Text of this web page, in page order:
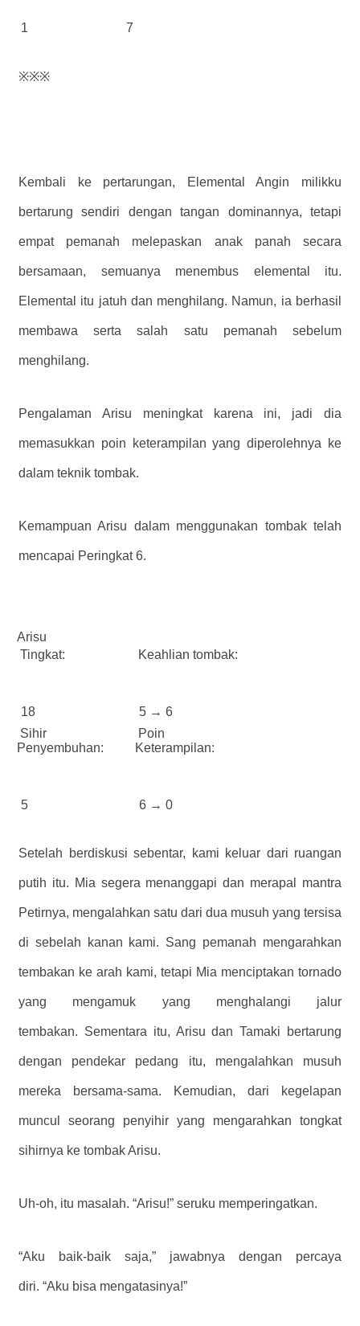
1 7
※※※
Kembali ke pertarungan, Elemental Angin milikku
bertarung sendiri dengan tangan dominannya, tetapi
empat pemanah melepaskan anak panah secara
bersamaan, semuanya menembus elemental itu.
Elemental itu jatuh dan menghilang. Namun, ia berhasil
membawa serta salah satu pemanah sebelum
menghilang.
Pengalaman Arisu meningkat karena ini, jadi dia
memasukkan poin keterampilan yang diperolehnya ke
dalam teknik tombak.
Kemampuan Arisu dalam menggunakan tombak telah
mencapai Peringkat 6.
Arisu
Tingkat:
18
Keahlian tombak:
5 → 6
Sihir
Penyembuhan:
5
Poin
Keterampilan:
6 → 0
Setelah berdiskusi sebentar, kami keluar dari ruangan
putih itu. Mia segera menanggapi dan merapal mantra
Petirnya, mengalahkan satu dari dua musuh yang tersisa
di sebelah kanan kami. Sang pemanah mengarahkan
tembakan ke arah kami, tetapi Mia menciptakan tornado
yang mengamuk yang menghalangi jalur
tembakan. Sementara itu, Arisu dan Tamaki bertarung
dengan pendekar pedang itu, mengalahkan musuh
mereka bersama-sama. Kemudian, dari kegelapan
muncul seorang penyihir yang mengarahkan tongkat
sihirnya ke tombak Arisu.
Uh-oh, itu masalah. “Arisu!” seruku memperingatkan.
“Aku baik-baik saja,” jawabnya dengan percaya
diri. “Aku bisa mengatasinya!”